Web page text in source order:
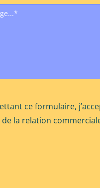
ce formulaire,
la relation